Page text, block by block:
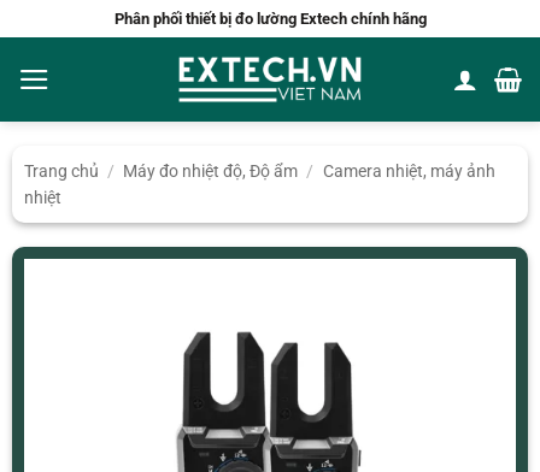
nội
dung
Phân phối thiết bị đo lường Extech chính hãng
Trang chủ / Máy đo nhiệt độ, Độ ẩm / Camera nhiệt, máy ảnh
nhiệt